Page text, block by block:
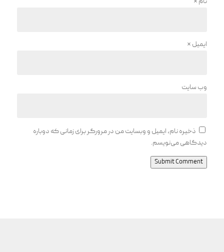
ایمیل *
وب‌ سایت
ذخیره نام، ایمیل و وبسایت من در مرورگر برای زمانی که دوباره
دیدگاهی می‌نویسم.
Submit Comment